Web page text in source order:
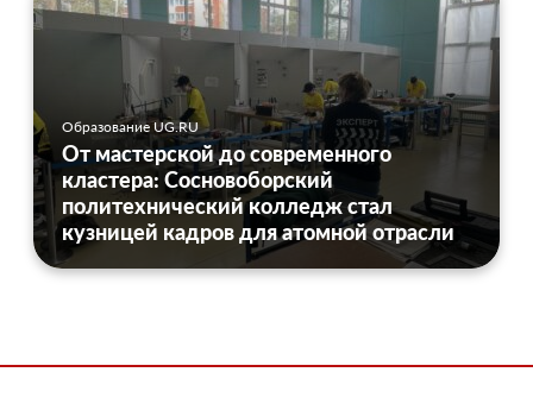
Образование UG.RU
От мастерской до современного
кластера: Сосновоборский
политехнический колледж стал
кузницей кадров для атомной отрасли